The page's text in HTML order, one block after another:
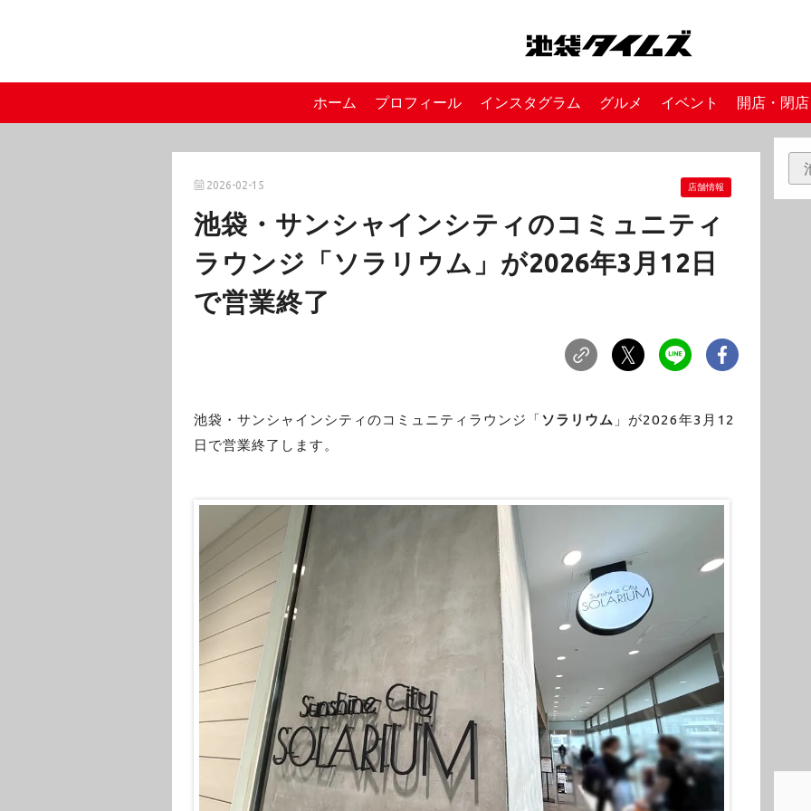
ホーム プロフィール インスタグラム グルメ イベント 開店・閉店
2026-02-15 店舗情報
池袋・サンシャインシティのコミュニティ
ラウンジ「ソラリウム」が2026年3月12日
で営業終了
池袋・サンシャインシティのコミュニティラウンジ「 ソラリウム 」が2026年3月12
日で営業終了します。